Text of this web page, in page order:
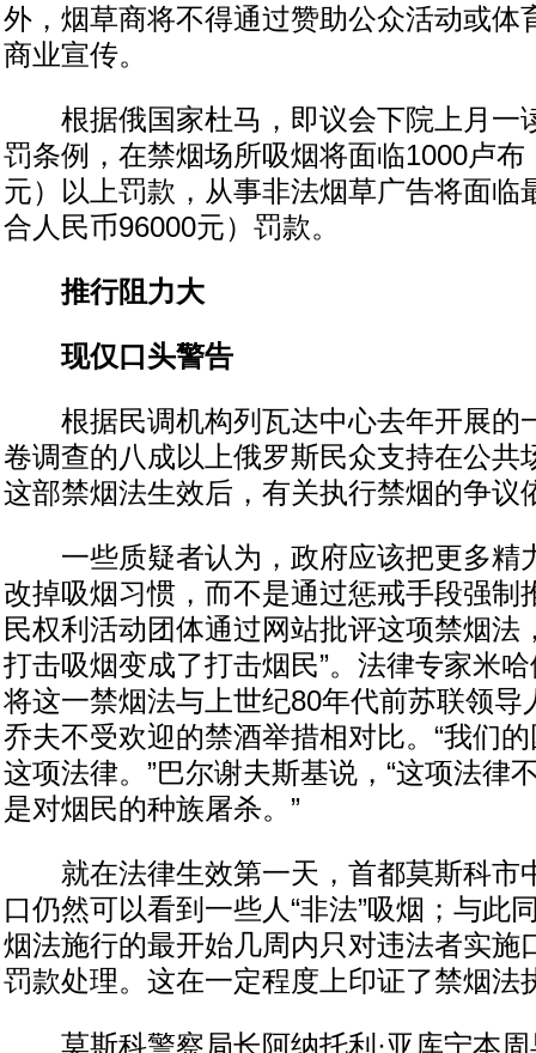
外，烟草商将不得通过赞助公众活动或体
商业宣传。
根据俄国家杜马，即议会下院上月一
罚条例，在禁烟场所吸烟将面临1000卢布
元）以上罚款，从事非法烟草广告将面临
合人民币96000元）罚款。
推行阻力大
现仅口头警告
根据民调机构列瓦达中心去年开展的
卷调查的八成以上俄罗斯民众支持在公共
这部禁烟法生效后，有关执行禁烟的争议
一些质疑者认为，政府应该把更多精
改掉吸烟习惯，而不是通过惩戒手段强制
民权利活动团体通过网站批评这项禁烟法
打击吸烟变成了打击烟民”。法律专家米
将这一禁烟法与上世纪80年代前苏联领导
乔夫不受欢迎的禁酒举措相对比。“我们
这项法律。”巴尔谢夫斯基说，“这项法律
是对烟民的种族屠杀。”
就在法律生效第一天，首都莫斯科市
口仍然可以看到一些人“非法”吸烟；与此
烟法施行的最开始几周内只对违法者实施
罚款处理。这在一定程度上印证了禁烟法
莫斯科警察局长阿纳托利·亚库宁本周